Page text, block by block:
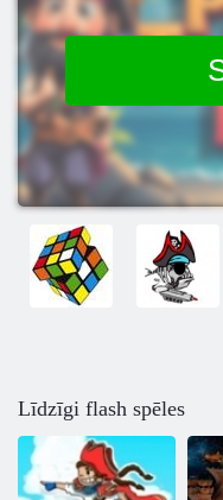
Līdzīgi flash spēles